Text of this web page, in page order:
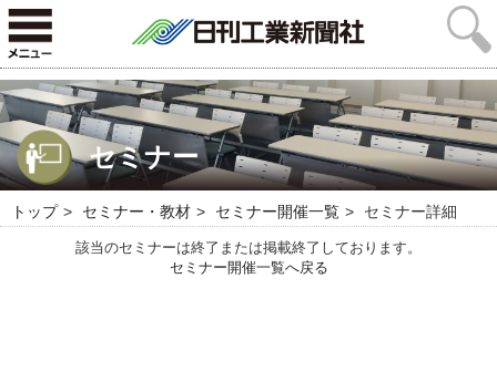
セミナー
トップ セミナー・教材 セミナー開催一覧 セミナー詳細
該当のセミナーは終了または掲載終了しております。
セミナー開催一覧へ戻る